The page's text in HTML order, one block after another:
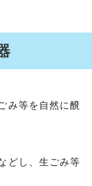
み等を自然に醗
どし、生ごみ等